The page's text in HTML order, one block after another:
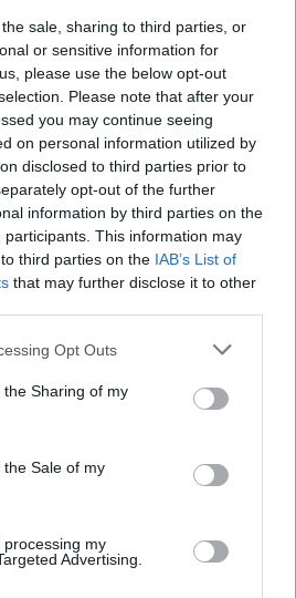
sale, sharing to third parties, or
or sensitive information for
please use the below opt-out
Please note that after your
you may continue seeing
on personal information utilized by
disclosed to third parties prior to
opt-out of the further
information by third parties on the
participants. This information may
third parties on the IAB’s List of
that may further disclose it to other
Opt Outs
Sharing of my
Sale of my
my
Advertising.
kurie buvo vadinami
rizikavo savo gyvybe ir
medžiagą, kurią slapta
kur ji buvo
buvo atrasta po karo,
sovietų lietuvių
Ulpio ir paslėpta
knygų rūmus), kol
bibliotekoje
170 tūkst. papildomų
retus ir neskelbtus